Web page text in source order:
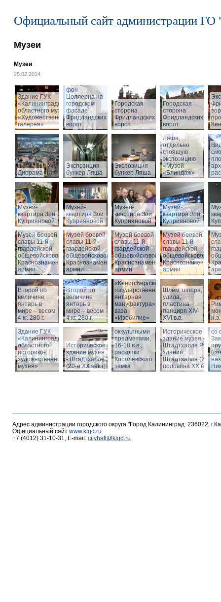
Официальный сайт администрации ГО
Музеи
Музеи
25.02.2014
Здание ГУК
«Калининградского
областного музея
«Художественная
галерея»
фон
Цоллерна на
городском
фасаде
Фридландских
ворот
Городская
сторона
Фридландских
ворот
Городская
сторона
Фридландских
ворот
Диорама
Экспозиция -
бункер Ляша
Экспозиция -
бункер Ляша
Вход в бункер
Ляша,
отдельно
стоящую
экспозицию
«Музей
«Блиндаж»
Музей-
квартира Зои
Куприяновой
Музей-
квартира Зои
Куприяновой
Музей-
квартира Зои
Куприяновой
Музей-
квартира Зои
Куприяновой
Музей боевой
славы 11-й
гвардейской
общевойсковой
Краснознаменной
армии
Музей боевой
славы 11-й
гвардейской
общевойсковой
Краснознаменной
армии
Музей боевой
славы 11-й
гвардейской
общевойсковой
Краснознаменной
армии
Музей боевой
славы 11-й
гвардейской
общевойсковой
Краснознаменной
армии
Второй по
величине
янтарь в
мире – весом
4 кг. 280 г.
Второй по
величине
янтарь в
мире – весом
4 кг. 280 г.
«Кёнигсбергская
государственная
янтарная
мануфактура» -
ваза
«Изобилие»
Шлем, шпора,
удила,
пластина
панциря XIV-
XVI в.в.
Здание ГУК
«Калининградского
областного
историко-
художественного
музея»
Историческое
здание музея
- Штадтхалле
(20-е XX века)
Шкатулка с
оккультными
предметами,
16-18 в.в.,
раскопки
Королевского
замка
Историческое
здание музея -
Штадтхалле.Руины
здания
Штадтхалле (2-я
половина ХХ века)
-
со
Адрес администрации городского округа "Город Калининград: 236022,
Официальный сайт www.klgd.ru
+7 (4012) 31-10-31, E-mail: cityhall@klgd.ru